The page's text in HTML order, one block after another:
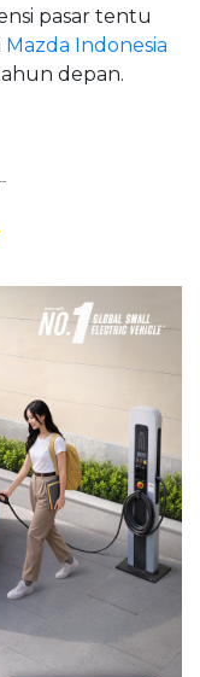
pasar tentu
Mazda Indonesia
depan.